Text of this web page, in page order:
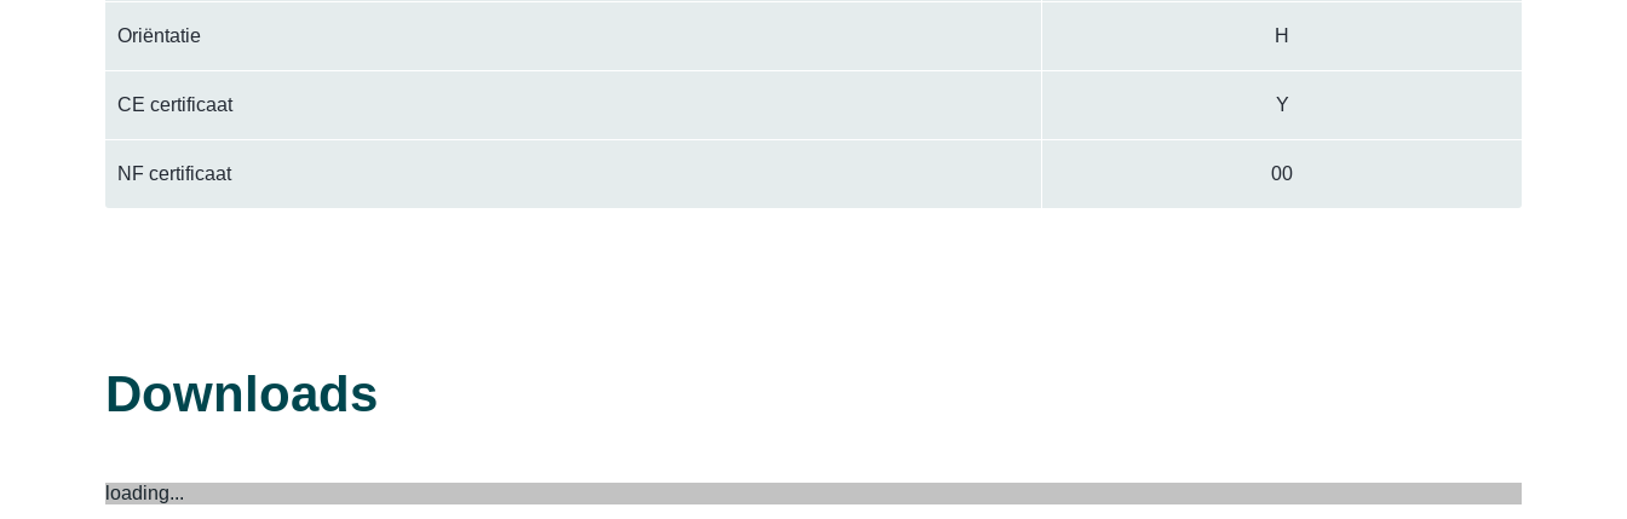
Oriëntatie H
CE certificaat Y
NF certificaat 00
Downloads
loading...